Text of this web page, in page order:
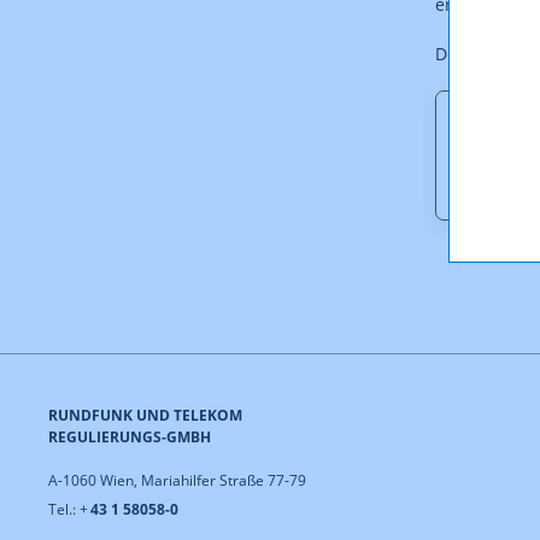
Der
RUNDFUNK UND TELEKOM
REGULIERUNGS-GMBH
A-1060 Wien, Mariahilfer Straße 77-79
Tel.: +43 1 58058-0